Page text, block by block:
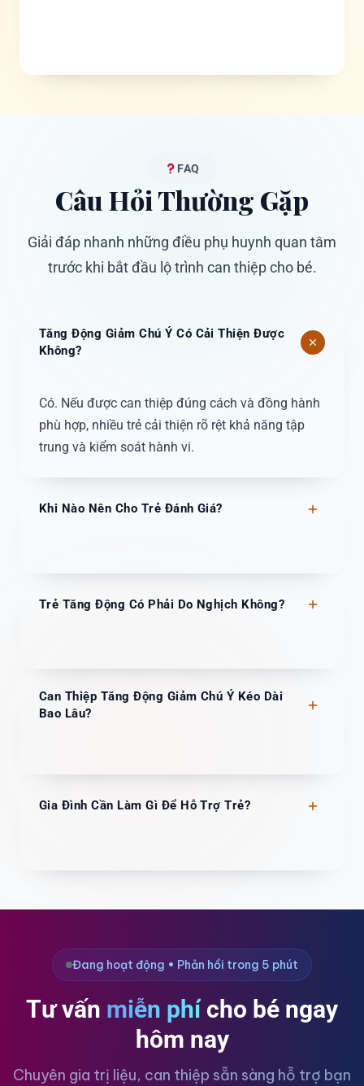
FAQ
Câu Hỏi Thường Gặp
Giải đáp nhanh những điều phụ huynh quan tâm
trước khi bắt đầu lộ trình can thiệp cho bé.
Tăng Động Giảm Chú Ý Có Cải Thiện Được
Không?
Có. Nếu được can thiệp đúng cách và đồng hành
phù hợp, nhiều trẻ cải thiện rõ rệt khả năng tập
trung và kiểm soát hành vi.
Khi Nào Nên Cho Trẻ Đánh Giá?
Trẻ Tăng Động Có Phải Do Nghịch Không?
Can Thiệp Tăng Động Giảm Chú Ý Kéo Dài
Bao Lâu?
Gia Đình Cần Làm Gì Để Hỗ Trợ Trẻ?
Đang hoạt động • Phản hồi trong 5 phút
Tư vấn miễn phí cho bé ngay
hôm nay
Chuyên gia trị liệu, can thiệp sẵn sàng hỗ trợ bạn